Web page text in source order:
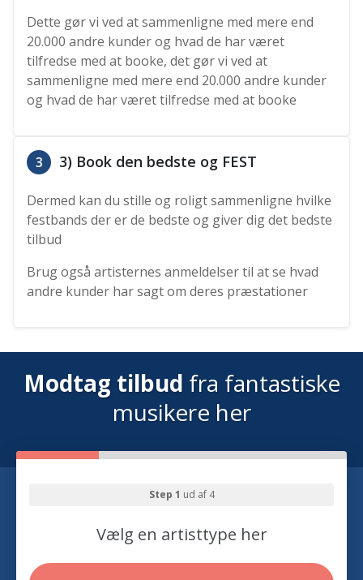
Dette gør vi ved at sammenligne med mere end
20.000 andre kunder og hvad de har været
tilfredse med at booke, det gør vi ved at
sammenligne med mere end 20.000 andre kunder
og hvad de har været tilfredse med at booke
3 3) Book den bedste og FEST
Dermed kan du stille og roligt sammenligne hvilke
festbands der er de bedste og giver dig det bedste
tilbud
Brug også artisternes anmeldelser til at se hvad
andre kunder har sagt om deres præstationer
Modtag tilbud fra fantastiske
musikere her
Step 1 ud af 4
Vælg en artisttype her